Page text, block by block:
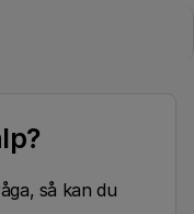
så kan du